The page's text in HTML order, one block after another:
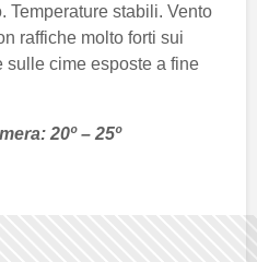
Temperature stabili. Vento
raffiche molto forti sui
sulle cime esposte a fine
20º – 25º